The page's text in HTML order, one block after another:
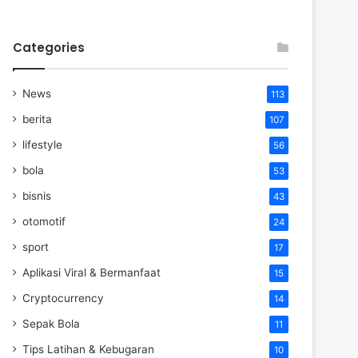
Categories
News 113
berita 107
lifestyle 56
bola 53
bisnis 43
otomotif 24
sport 17
Aplikasi Viral & Bermanfaat 15
Cryptocurrency 14
Sepak Bola 11
Tips Latihan & Kebugaran 10